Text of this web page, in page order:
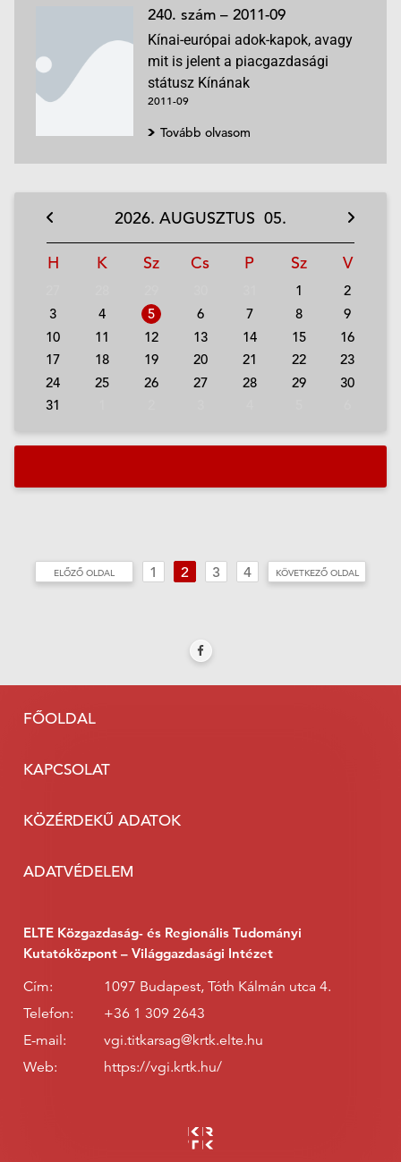
240. szám – 2011-09
Kínai-európai adok-kapok, avagy
mit is jelent a piacgazdasági
státusz Kínának
2011-09
Tovább olvasom
2026. AUGUSZTUS 05.
H K Sz Cs P Sz V
1
2
3
4 5 6 7 8
9
10
11 12 13 14 15
16
17
18 19 20 21 22
23
24
25 26 27 28 29
30
31
a
ELŐZŐ OLDAL 1 2 3 4 KÖVETKEZŐ OLDAL
FŐOLDAL
KAPCSOLAT
KÖZÉRDEKŰ ADATOK
ADATVÉDELEM
ELTE Közgazdaság- és Regionális Tudományi
Kutatóközpont – Világgazdasági Intézet
Cím:
1097 Budapest, Tóth Kálmán utca 4.
Telefon:
+36 1 309 2643
E-mail:
vgi.titkarsag@krtk.elte.hu
Web:
https://vgi.krtk.hu/